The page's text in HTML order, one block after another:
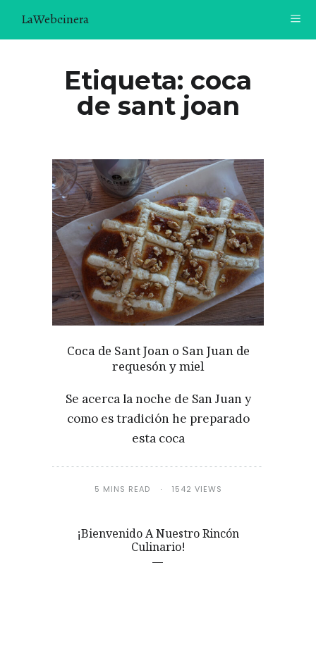
LaWebcinera
VIDEORECETAS
SOBRE MÍ
¿TE GUSTARÍA UNIRTE A NUESTRA AVENTURA GASTRON
ÓMICA?
ÚNETE A LA NEWSLETTER
RECOMENDACIONES
Etiqueta: coca
de sant joan
Coca de Sant Joan o San Juan de
requesón y miel
Se acerca la noche de San Juan y
como es tradición he preparado
esta coca
5 MINS READ 1542 VIEWS
¡Bienvenido A Nuestro Rincón
Culinario!